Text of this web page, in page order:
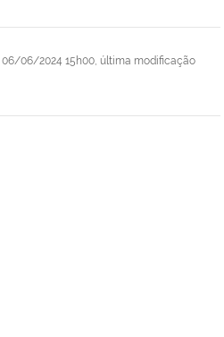
06/06/2024 15h00, última modificação